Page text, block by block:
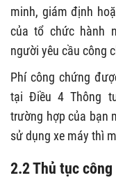
minh, giám định
của tổ chức hành
người yêu cầu công
Phí công chứng
tại Điều 4 Thông
trường hợp của bạn
sử dụng xe máy thì
2.2 Thủ tục